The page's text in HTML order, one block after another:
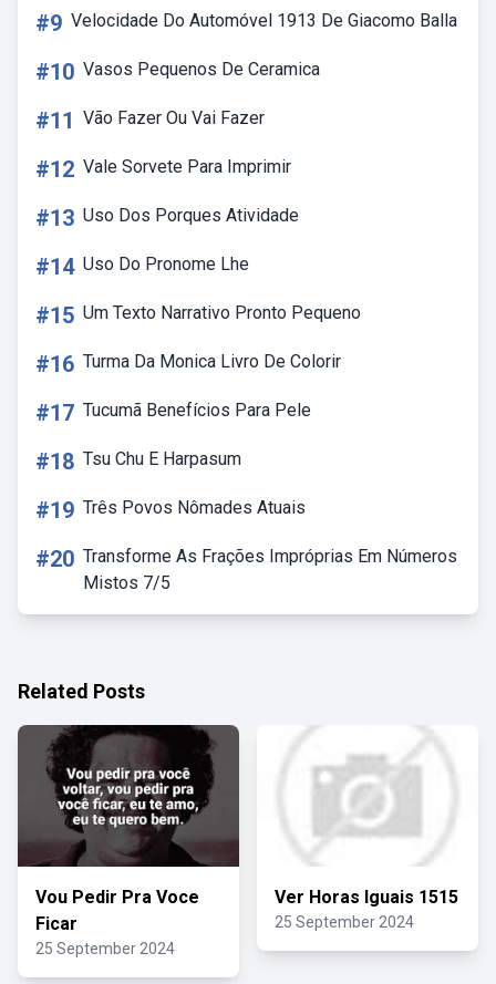
#9 Velocidade Do Automóvel 1913 De Giacomo Balla
#10 Vasos Pequenos De Ceramica
#11 Vão Fazer Ou Vai Fazer
#12 Vale Sorvete Para Imprimir
#13 Uso Dos Porques Atividade
#14 Uso Do Pronome Lhe
#15 Um Texto Narrativo Pronto Pequeno
#16 Turma Da Monica Livro De Colorir
#17 Tucumã Benefícios Para Pele
#18 Tsu Chu E Harpasum
#19 Três Povos Nômades Atuais
#20 Transforme As Frações Impróprias Em Números
Mistos 7/5
Related Posts
Vou Pedir Pra Voce
Ficar
25 September 2024
Ver Horas Iguais 1515
25 September 2024